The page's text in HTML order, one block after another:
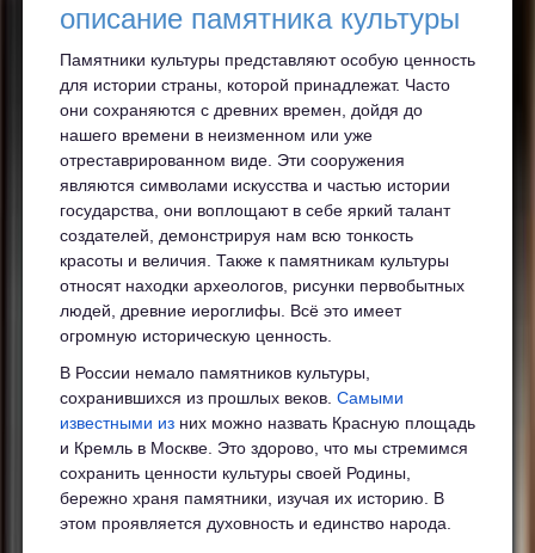
описание памятника культуры
Памятники культуры представляют особую ценность
для истории страны, которой принадлежат. Часто
они сохраняются с древних времен, дойдя до
нашего времени в неизменном или уже
отреставрированном виде. Эти сооружения
являются символами искусства и частью истории
государства, они воплощают в себе яркий талант
создателей, демонстрируя нам всю тонкость
красоты и величия. Также к памятникам культуры
относят находки археологов, рисунки первобытных
людей, древние иероглифы. Всё это имеет
огромную историческую ценность.
В России немало памятников культуры,
сохранившихся из прошлых веков.Самыми
известными из них можно назвать Красную площадь
и Кремль в Москве. Это здорово, что мы стремимся
сохранить ценности культуры своей Родины,
бережно храня памятники, изучая их историю. В
этом проявляется духовность и единство народа.